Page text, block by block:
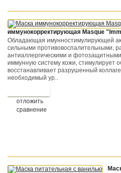
иммунокорректирующая Masque
Обладающая имунностимулирующей
сильными противовоспалительными,
антиаллергическими и
иммунную систему кожи, стимулирует
восстанавливает разрушенный
необходимый ур..
отложить
сравнение